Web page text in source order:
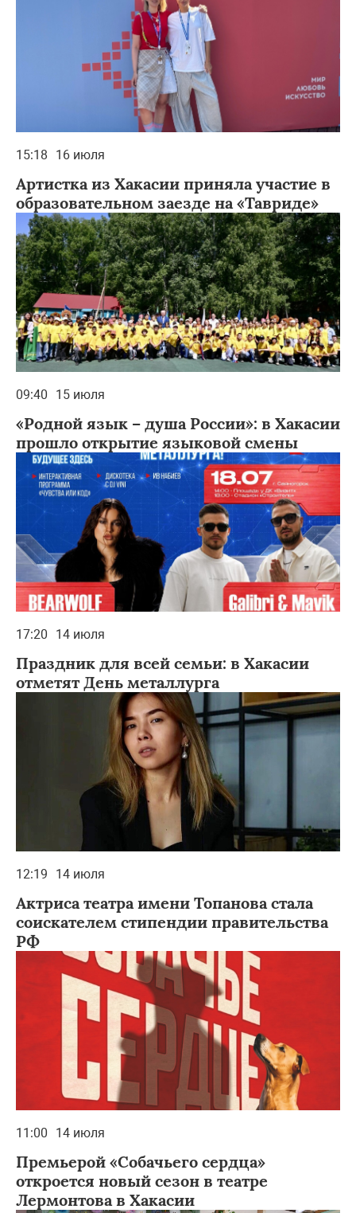
15:18 16 июля
Артистка из Хакасии приняла участие в
образовательном заезде на «Тавриде»
09:40 15 июля
«Родной язык – душа России»: в Хакасии
прошло открытие языковой смены
17:20 14 июля
Праздник для всей семьи: в Хакасии
отметят День металлурга
12:19 14 июля
Актриса театра имени Топанова стала
соискателем стипендии правительства
РФ
11:00 14 июля
Премьерой «Собачьего сердца»
откроется новый сезон в театре
Лермонтова в Хакасии